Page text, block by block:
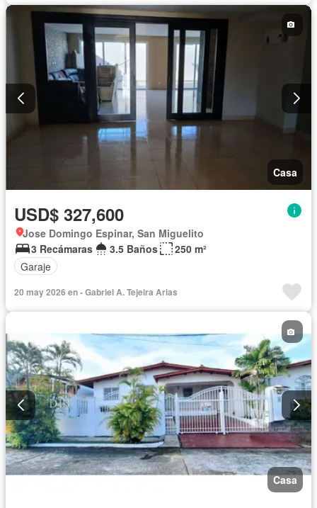
Casa
USD$ 327,600
Jose Domingo Espinar, San Miguelito
3 Recámaras
3.5 Baños
250 m²
Garaje
20 may 2026 en - Gabriel A. Tejeira Arias
Casa